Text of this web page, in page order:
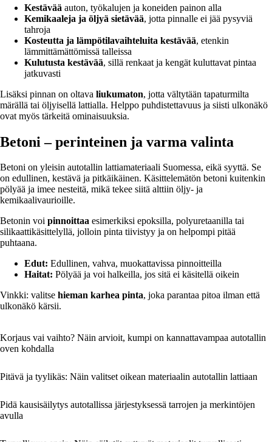
Kestävää auton, työkalujen ja koneiden painon alla
Kemikaaleja ja öljyä sietävää, jotta pinnalle ei jää pysyviä
tahroja
Kosteutta ja lämpötilavaihteluita kestävää, etenkin
lämmittämättömissä talleissa
Kulutusta kestävää, sillä renkaat ja kengät kuluttavat pintaa
jatkuvasti
Lisäksi pinnan on oltava liukumaton, jotta vältytään tapaturmilta
märällä tai öljyisellä lattialla. Helppo puhdistettavuus ja siisti ulkonäkö
ovat myös tärkeitä ominaisuuksia.
Betoni – perinteinen ja varma valinta
Betoni on yleisin autotallin lattiamateriaali Suomessa, eikä syyttä. Se
on edullinen, kestävä ja pitkäikäinen. Käsittelemätön betoni kuitenkin
pölyää ja imee nesteitä, mikä tekee siitä alttiin öljy- ja
kemikaalivaurioille.
Betonin voi pinnoittaa esimerkiksi epoksilla, polyuretaanilla tai
silikaattikäsittelyllä, jolloin pinta tiivistyy ja on helpompi pitää
puhtaana.
Edut: Edullinen, vahva, muokattavissa pinnoitteilla
Haitat: Pölyää ja voi halkeilla, jos sitä ei käsitellä oikein
Vinkki: valitse hieman karhea pinta, joka parantaa pitoa ilman että
ulkonäkö kärsii.
Korjaus vai vaihto? Näin arvioit, kumpi on kannattavampaa autotallin
oven kohdalla
Pitävä ja tyylikäs: Näin valitset oikean materiaalin autotallin lattiaan
Pidä kausisäilytys autotallissa järjestyksessä tarrojen ja merkintöjen
avulla